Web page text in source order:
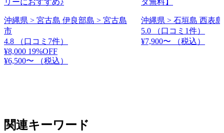
リーにおすすめ♪
沖縄県 > 宮古島 伊良部島 > 宮古島
市
4.8
（口コミ7件）
¥8,000 19%OFF
¥6,500〜
（税込）
タ無料】
沖縄県 > 石垣島 西表
5.0
（口コミ1件）
¥7,900〜
（税込）
関連キーワード